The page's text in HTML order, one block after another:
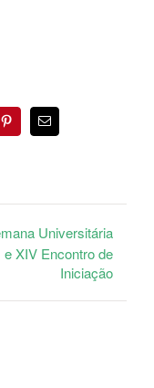
Pinterest
E-
mail
Universitária
e XIV Encontro de
Iniciação